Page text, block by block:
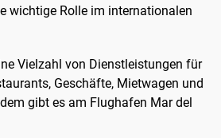
wichtige Rolle im internationalen
Vielzahl von Dienstleistungen für
Geschäfte, Mietwagen und
gibt es am Flughafen Mar del